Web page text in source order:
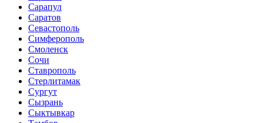
Сарапул
Саратов
Севастополь
Симферополь
Смоленск
Сочи
Ставрополь
Стерлитамак
Сургут
Сызрань
Сыктывкар